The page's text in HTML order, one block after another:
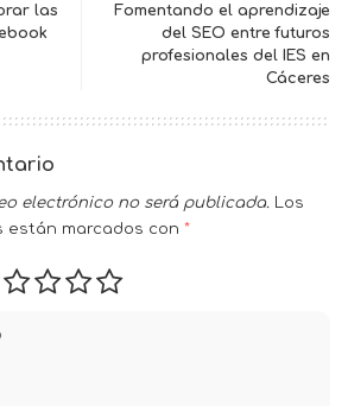
las
Fomentando el aprendizaje
del SEO entre futuros
profesionales del IES en
Cáceres
electrónico no será publicada. Los
están marcados con *